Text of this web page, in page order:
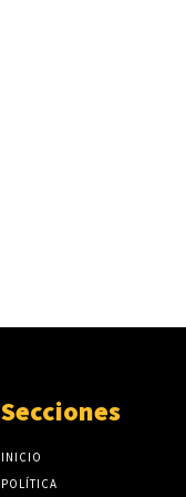
Secciones
INICIO
POLÍTICA